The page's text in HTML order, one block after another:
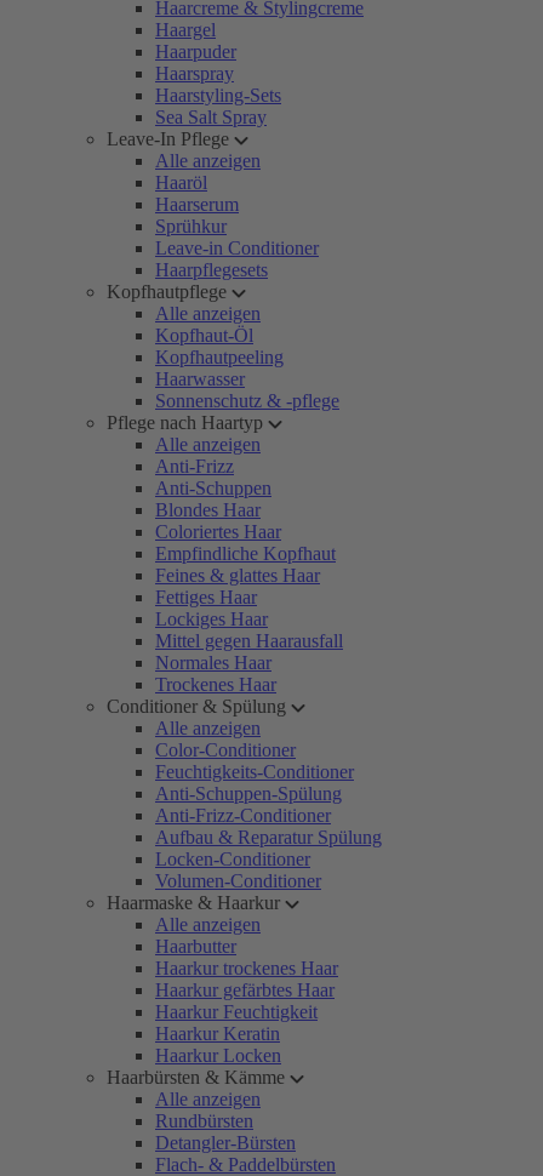
Haarcreme & Stylingcreme
Haargel
Haarpuder
Haarspray
Haarstyling-Sets
Sea Salt Spray
Leave-In Pflege
Alle anzeigen
Haaröl
Haarserum
Sprühkur
Leave-in Conditioner
Haarpflegesets
Kopfhautpflege
Alle anzeigen
Kopfhaut-Öl
Kopfhautpeeling
Haarwasser
Sonnenschutz & -pflege
Pflege nach Haartyp
Alle anzeigen
Anti-Frizz
Anti-Schuppen
Blondes Haar
Coloriertes Haar
Empfindliche Kopfhaut
Feines & glattes Haar
Fettiges Haar
Lockiges Haar
Mittel gegen Haarausfall
Normales Haar
Trockenes Haar
Conditioner & Spülung
Alle anzeigen
Color-Conditioner
Feuchtigkeits-Conditioner
Anti-Schuppen-Spülung
Anti-Frizz-Conditioner
Aufbau & Reparatur Spülung
Locken-Conditioner
Volumen-Conditioner
Haarmaske & Haarkur
Alle anzeigen
Haarbutter
Haarkur trockenes Haar
Haarkur gefärbtes Haar
Haarkur Feuchtigkeit
Haarkur Keratin
Haarkur Locken
Haarbürsten & Kämme
Alle anzeigen
Rundbürsten
Detangler-Bürsten
Flach- & Paddelbürsten